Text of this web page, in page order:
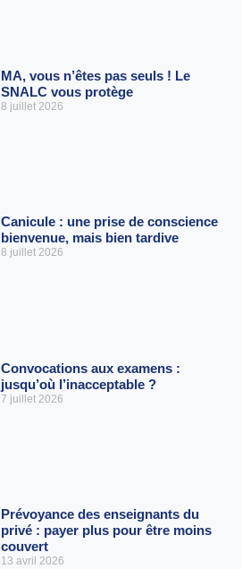
MA, vous n’êtes pas seuls ! Le
SNALC vous protège
8 juillet 2026
Canicule : une prise de conscience
bienvenue, mais bien tardive
8 juillet 2026
Convocations aux examens :
jusqu’où l’inacceptable ?
7 juillet 2026
Prévoyance des enseignants du
privé : payer plus pour être moins
couvert
13 avril 2026